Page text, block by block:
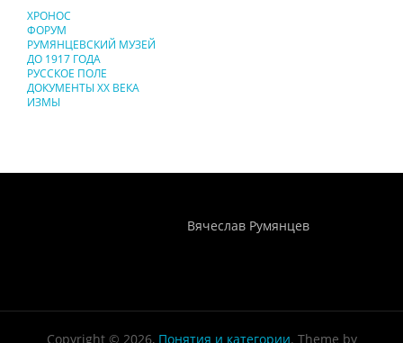
ХРОНОС
ФОРУМ
РУМЯНЦЕВСКИЙ МУЗЕЙ
ДО 1917 ГОДА
РУССКОЕ ПОЛЕ
ДОКУМЕНТЫ XX ВЕКА
ИЗМЫ
Вячеслав Румянцев
Copyright © 2026, Понятия и категории. Theme by